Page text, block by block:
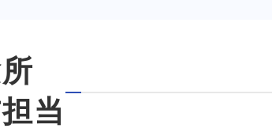
所
当